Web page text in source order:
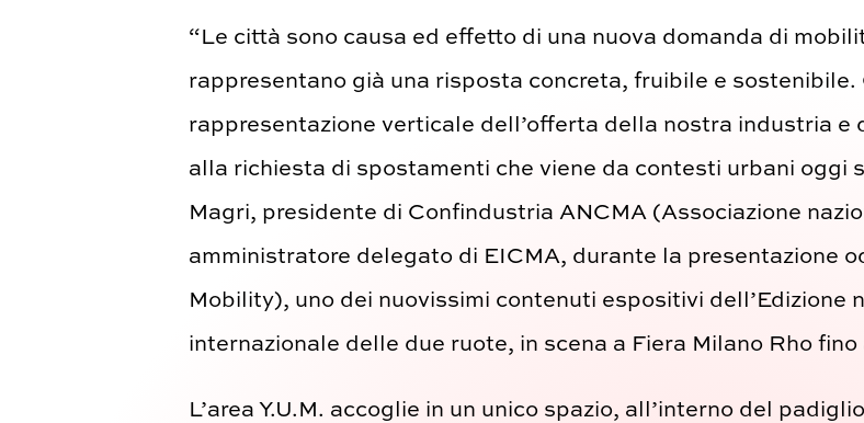
“Le città sono causa ed effetto di una nuova domanda di
rappresentano già una risposta concreta, fruibile e
rappresentazione verticale dell’offerta della nostra industria e
alla richiesta di spostamenti che viene da contesti urbani oggi
Magri, presidente di Confindustria ANCMA (Associazione
amministratore delegato di EICMA, durante la presentazione
Mobility), uno dei nuovissimi contenuti espositivi dell’Edizione
internazionale delle due ruote, in scena a Fiera Milano Rho fino
L’area Y.U.M. accoglie in un unico spazio, all’interno del